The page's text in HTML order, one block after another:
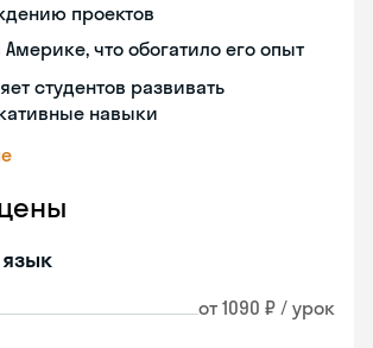
проектов
Америке, что обогатило его опыт
студентов развивать
навыки
от 1090 ₽ / урок